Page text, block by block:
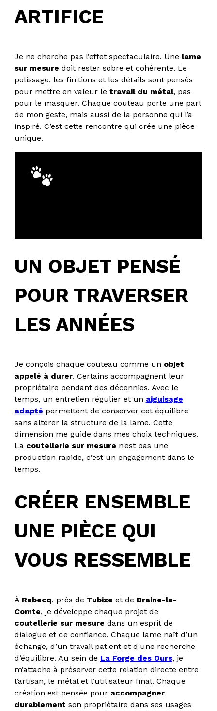
ARTIFICE
Je ne cherche pas l’effet spectaculaire. Une lame
sur mesure doit rester sobre et cohérente. Le
polissage, les finitions et les détails sont pensés
pour mettre en valeur le travail du métal, pas
pour le masquer. Chaque couteau porte une part
de mon geste, mais aussi de la personne qui l’a
inspiré. C’est cette rencontre qui crée une pièce
unique.
UN OBJET PENSÉ
POUR TRAVERSER
LES ANNÉES
Je conçois chaque couteau comme un objet
appelé à durer. Certains accompagnent leur
propriétaire pendant des décennies. Avec le
temps, un entretien régulier et un aiguisage
adapté permettent de conserver cet équilibre
sans altérer la structure de la lame. Cette
dimension me guide dans mes choix techniques.
La coutellerie sur mesure n’est pas une
production rapide, c’est un engagement dans le
temps.
CRÉER ENSEMBLE
UNE PIÈCE QUI
VOUS RESSEMBLE
À Rebecq, près de Tubize et de Braine-le-
Comte, je développe chaque projet de
coutellerie sur mesure dans un esprit de
dialogue et de confiance. Chaque lame naît d’un
échange, d’un travail patient et d’une recherche
d’équilibre. Au sein de La Forge des Ours, je
m’attache à préserver cette relation directe entre
l’artisan, le métal et l’utilisateur final. Chaque
création est pensée pour accompagner
durablement son propriétaire dans ses usages